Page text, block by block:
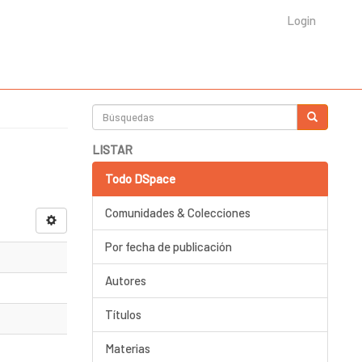
Login
LISTAR
Todo DSpace
Comunidades & Colecciones
Por fecha de publicación
Autores
Títulos
Materias